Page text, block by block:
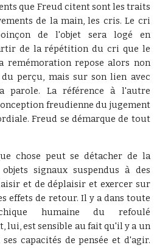
que Freud citent sont les traits
de la main, les cris. Le cri
de l'objet sera logé en
de la répétition du cri que le
remémoration repose alors non
perçu, mais sur son lien avec
parole. La référence à l'autre
freudienne du jugement
Freud se démarque de tout
chose peut se détacher de la
signaux suspendus à des
et de déplaisir et exercer sur
effets de retour. Il y a dans toute
humaine du refoulé
lui, est sensible au fait qu'il y a un
capacités de pensée et d'agir.